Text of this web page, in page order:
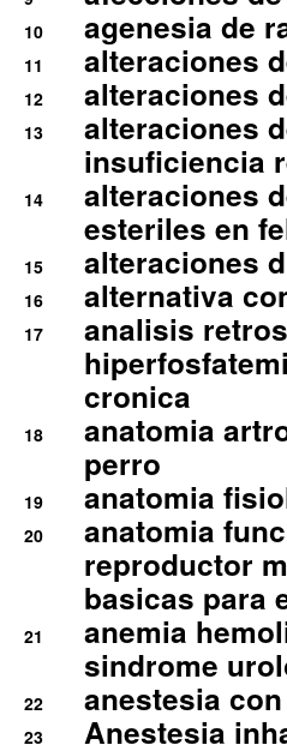
10 agenesia de
11 alteraciones
12 alteraciones
13
alteraciones
insuficiencia
14
alteraciones
esteriles en
15 alteraciones
16 alternativa
17
analisis
cronica
18
anatomia
perro
19 anatomia
20
anatomia
reproductor
basicas para
21
anemia
sindrome
22 anestesia
23 Anestesia